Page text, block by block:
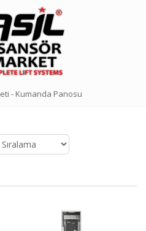
- Kumanda Panosu